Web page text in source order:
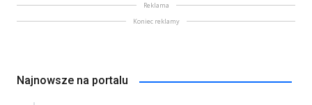
Reklama
Koniec reklamy
Najnowsze na portalu